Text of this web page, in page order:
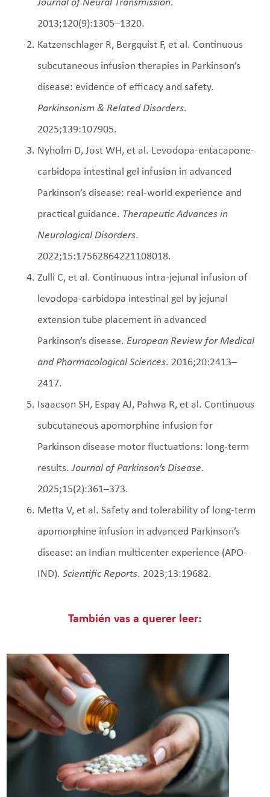
Journal of Neural Transmission.
2013;120(9):1305–1320.
Katzenschlager R, Bergquist F, et al. Continuous
subcutaneous infusion therapies in Parkinson’s
disease: evidence of efficacy and safety.
Parkinsonism & Related Disorders.
2025;139:107905.
Nyholm D, Jost WH, et al. Levodopa-entacapone-
carbidopa intestinal gel infusion in advanced
Parkinson’s disease: real-world experience and
practical guidance. Therapeutic Advances in
Neurological Disorders.
2022;15:17562864221108018.
Zulli C, et al. Continuous intra-jejunal infusion of
levodopa-carbidopa intestinal gel by jejunal
extension tube placement in advanced
Parkinson’s disease.European Review for Medical
and Pharmacological Sciences. 2016;20:2413–
2417.
Isaacson SH, Espay AJ, Pahwa R, et al. Continuous
subcutaneous apomorphine infusion for
Parkinson disease motor fluctuations: long-term
results.Journal of Parkinson’s Disease.
2025;15(2):361–373.
Metta V, et al. Safety and tolerability of long-term
apomorphine infusion in advanced Parkinson’s
disease: an Indian multicenter experience (APO-
IND).Scientific Reports. 2023;13:19682.
También vas a querer leer: